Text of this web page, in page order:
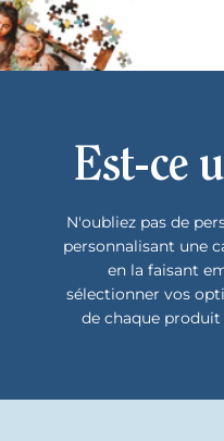
Est-ce
N'oubliez pas de
personnalisant une
en la faisant
sélectionner vos
de chaque